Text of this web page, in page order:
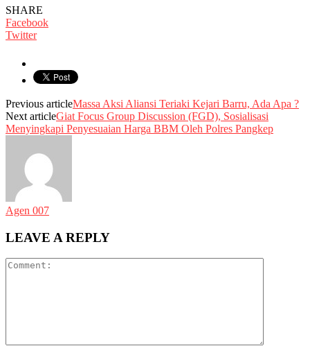
SHARE
Facebook
Twitter
Previous articleMassa Aksi Aliansi Teriaki Kejari Barru, Ada Apa ?
Next articleGiat Focus Group Discussion (FGD), Sosialisasi
Menyingkapi Penyesuaian Harga BBM Oleh Polres Pangkep
Agen 007
LEAVE A REPLY